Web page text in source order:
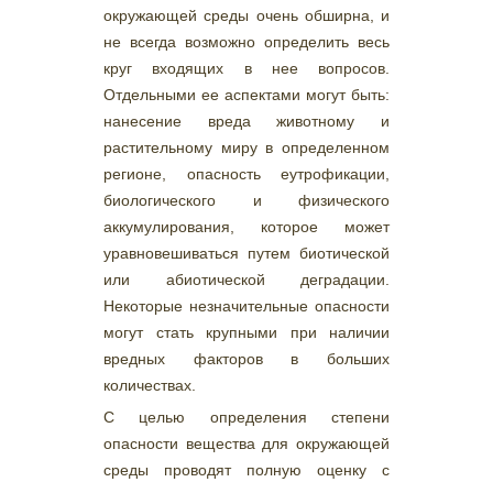
окружающей среды очень обширна, и
не всегда возможно определить весь
круг входящих в нее вопросов.
Отдельными ее аспектами могут быть:
нанесение вреда животному и
растительному миру в определенном
регионе, опасность еутрофикации,
биологического и физического
аккумулирования, которое может
уравновешиваться путем биотической
или абиотической деградации.
Некоторые незначительные опасности
могут стать крупными при наличии
вредных факторов в больших
количествах.
С целью определения степени
опасности вещества для окружающей
среды проводят полную оценку с